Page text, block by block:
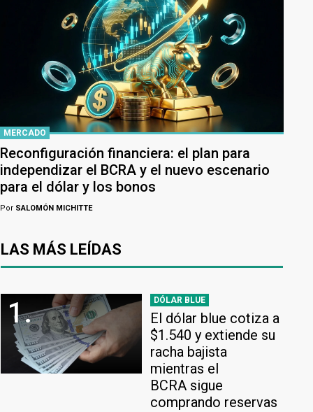
MERCADO
Reconfiguración financiera: el plan para
independizar el BCRA y el nuevo escenario
para el dólar y los bonos
Por SALOMÓN MICHITTE
LAS MÁS LEÍDAS
1. DÓLAR BLUE
El dólar blue cotiza a
$1.540 y extiende su
racha bajista
mientras el
BCRA sigue
comprando reservas